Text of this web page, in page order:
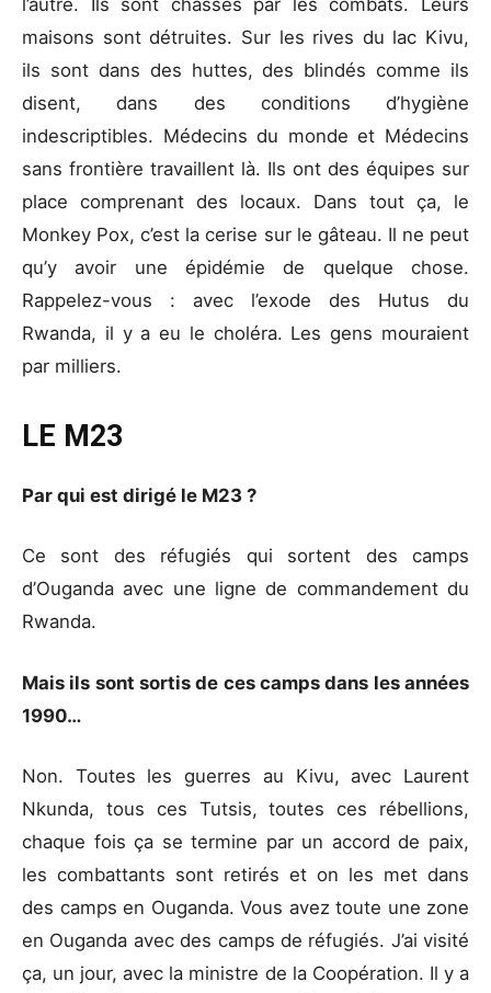
l’autre. Ils sont chassés par les combats. Leurs
maisons sont détruites. Sur les rives du lac Kivu,
ils sont dans des huttes, des blindés comme ils
disent, dans des conditions d’hygiène
indescriptibles. Médecins du monde et Médecins
sans frontière travaillent là. Ils ont des équipes sur
place comprenant des locaux. Dans tout ça, le
Monkey Pox, c’est la cerise sur le gâteau. Il ne peut
qu’y avoir une épidémie de quelque chose.
Rappelez-vous : avec l’exode des Hutus du
Rwanda, il y a eu le choléra. Les gens mouraient
par milliers.
LE M23
Par qui est dirigé le M23 ?
Ce sont des réfugiés qui sortent des camps
d’Ouganda avec une ligne de commandement du
Rwanda.
Mais ils sont sortis de ces camps dans les années
1990…
Non. Toutes les guerres au Kivu, avec Laurent
Nkunda, tous ces Tutsis, toutes ces rébellions,
chaque fois ça se termine par un accord de paix,
les combattants sont retirés et on les met dans
des camps en Ouganda. Vous avez toute une zone
en Ouganda avec des camps de réfugiés. J’ai visité
ça, un jour, avec la ministre de la Coopération. Il y a